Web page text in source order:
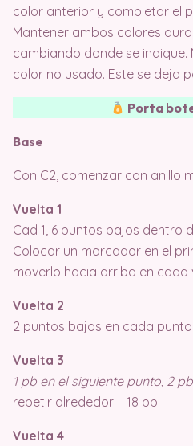
color anterior y completar el
Mantener ambos colores
cambiando donde se indique.
color no usado. Este se deja
Porta
Base
Con C2, comenzar con anillo
Vuelta 1
Cad 1, 6 puntos bajos dentro
Colocar un marcador en el
moverlo hacia arriba en cada
Vuelta 2
2 puntos bajos en cada
Vuelta 3
1 pb en el siguiente punto, 2
repetir alrededor – 18 pb
Vuelta 4